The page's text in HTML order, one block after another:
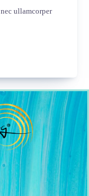
ullamcorper